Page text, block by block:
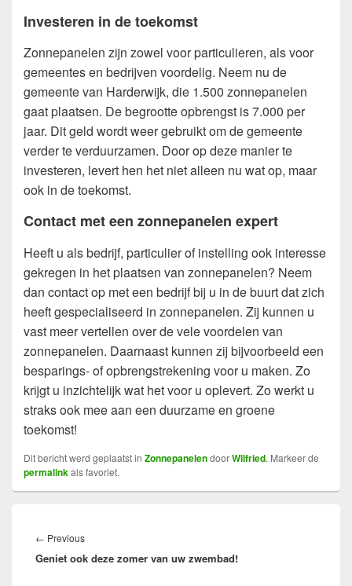
Investeren in de toekomst
Zonnepanelen zijn zowel voor particulieren, als voor
gemeentes en bedrijven voordelig. Neem nu de
gemeente van Harderwijk, die 1.500 zonnepanelen
gaat plaatsen. De begrootte opbrengst is 7.000 per
jaar. Dit geld wordt weer gebruikt om de gemeente
verder te verduurzamen. Door op deze manier te
investeren, levert hen het niet alleen nu wat op, maar
ook in de toekomst.
Contact met een zonnepanelen expert
Heeft u als bedrijf, particulier of instelling ook interesse
gekregen in het plaatsen van zonnepanelen? Neem
dan contact op met een bedrijf bij u in de buurt dat zich
heeft gespecialiseerd in zonnepanelen. Zij kunnen u
vast meer vertellen over de vele voordelen van
zonnepanelen. Daarnaast kunnen zij bijvoorbeeld een
besparings- of opbrengstrekening voor u maken. Zo
krijgt u inzichtelijk wat het voor u oplevert. Zo werkt u
straks ook mee aan een duurzame en groene
toekomst!
Dit bericht werd geplaatst in ZonnepanelendoorWilfried. Markeer de
permalinkals favoriet.
navigatie
← PreviousPrevious
post:
Geniet ook deze zomer van uw zwembad!